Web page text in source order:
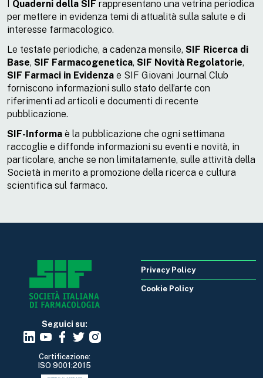
Quaderni della SIF rappresentano una vetrina periodica
per mettere in evidenza temi di attualità sulla salute e di
interesse farmacologico.
Le testate periodiche, a cadenza mensile, SIF Ricerca di
Base, SIF Farmacogenetica, SIF Novità Regolatorie,
SIF Farmaci in Evidenza e SIF Giovani Journal Club
forniscono informazioni sullo stato dell’arte con
riferimenti ad articoli e documenti di recente
pubblicazione.
SIF-Informa è la pubblicazione che ogni settimana
raccoglie e diffonde informazioni su eventi e novità, in
particolare, anche se non limitatamente, sulle attività della
Società in merito a promozione della ricerca e cultura
scientifica sul farmaco.
Seguici su:
Certificazione:
ISO 9001:2015
Privacy Policy
Cookie Policy